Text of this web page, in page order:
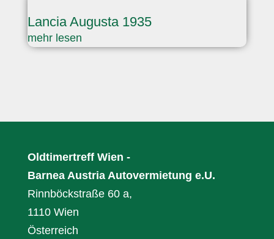
Lancia Augusta 1935
mehr lesen
Oldtimertreff Wien -
Barnea Austria Autovermietung e.U.
Rinnböckstraße 60 a,
1110 Wien
Österreich